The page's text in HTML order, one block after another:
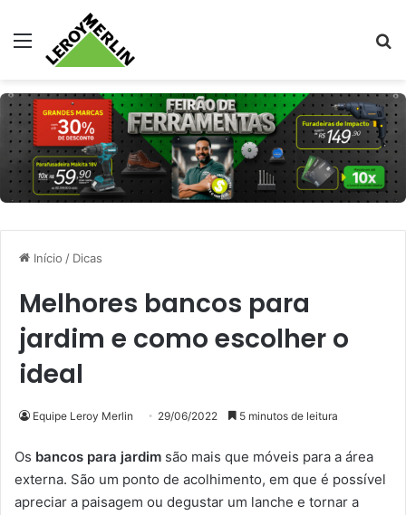
Menu
Início / Dicas
Melhores bancos para
jardim e como escolher o
ideal
Equipe Leroy Merlin 29/06/2022 5 minutos de leitura
Os bancos para jardim são mais que móveis para a área
externa. São um ponto de acolhimento, em que é possível
apreciar a paisagem ou degustar um lanche e tornar a